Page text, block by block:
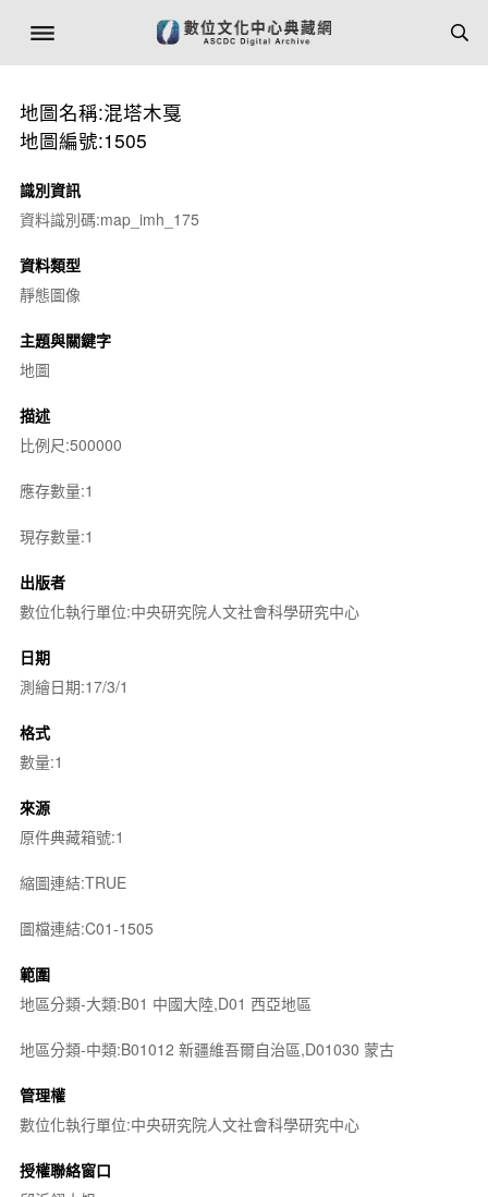
地圖名稱:混塔木戛
地圖編號:1505
識別資訊
資料識別碼:map_imh_175
資料類型
靜態圖像
主題與關鍵字
地圖
描述
比例尺:500000
應存數量:1
現存數量:1
出版者
數位化執行單位:中央研究院人文社會科學研究中心
日期
測繪日期:17/3/1
格式
數量:1
來源
原件典藏箱號:1
縮圖連結:TRUE
圖檔連結:C01-1505
範圍
地區分類-大類:B01 中國大陸,D01 西亞地區
地區分類-中類:B01012 新疆維吾爾自治區,D01030 蒙古
管理權
數位化執行單位:中央研究院人文社會科學研究中心
授權聯絡窗口